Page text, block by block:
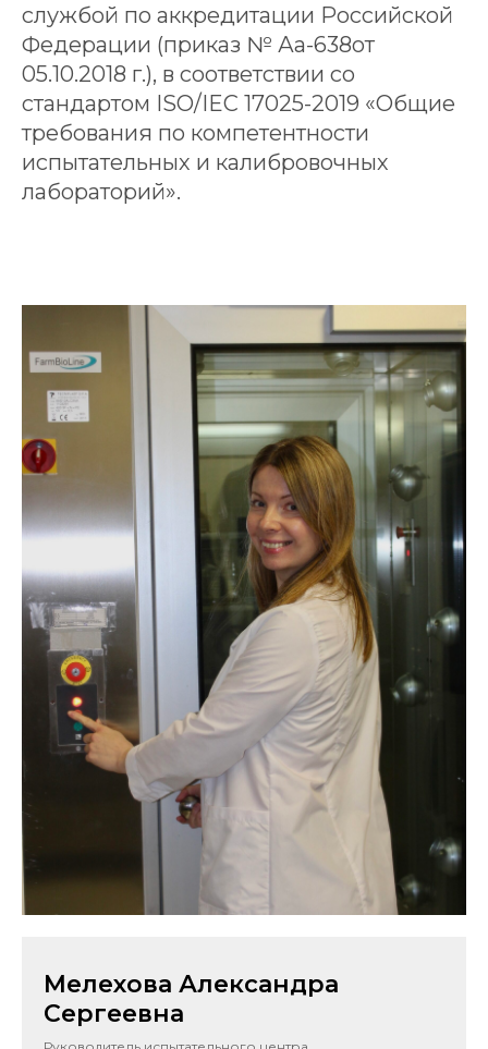
службой по аккредитации Российской
Федерации (приказ № Аа-638от
05.10.2018 г.), в соответствии со
стандартом ISO/IEC 17025-2019 «Общие
требования по компетентности
испытательных и калибровочных
лабораторий».
Мелехова Александра
Сергеевна